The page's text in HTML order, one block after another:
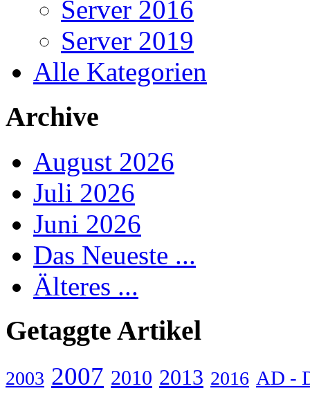
Server 2016
Server 2019
Alle Kategorien
Archive
August 2026
Juli 2026
Juni 2026
Das Neueste ...
Älteres ...
Getaggte Artikel
2003 2007 2010 2013 2016 AD -